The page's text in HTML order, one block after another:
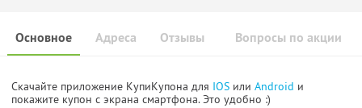
Основное Отзывы Вопросы по акции
Адреса
Скачайте приложение КупиКупона для IOS или Android и
покажите купон с экрана смартфона. Это удобно :)